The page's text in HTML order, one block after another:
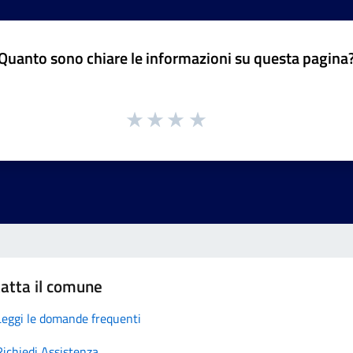
sono chiare le informazioni su questa
il comune
le domande frequenti